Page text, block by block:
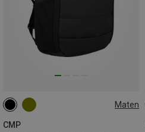
Maten
CMP
20L